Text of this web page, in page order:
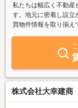
私たちは幅広く不動産
す。地元に密着し設立
買物件情報を取り揃え
株式会社大幸建商